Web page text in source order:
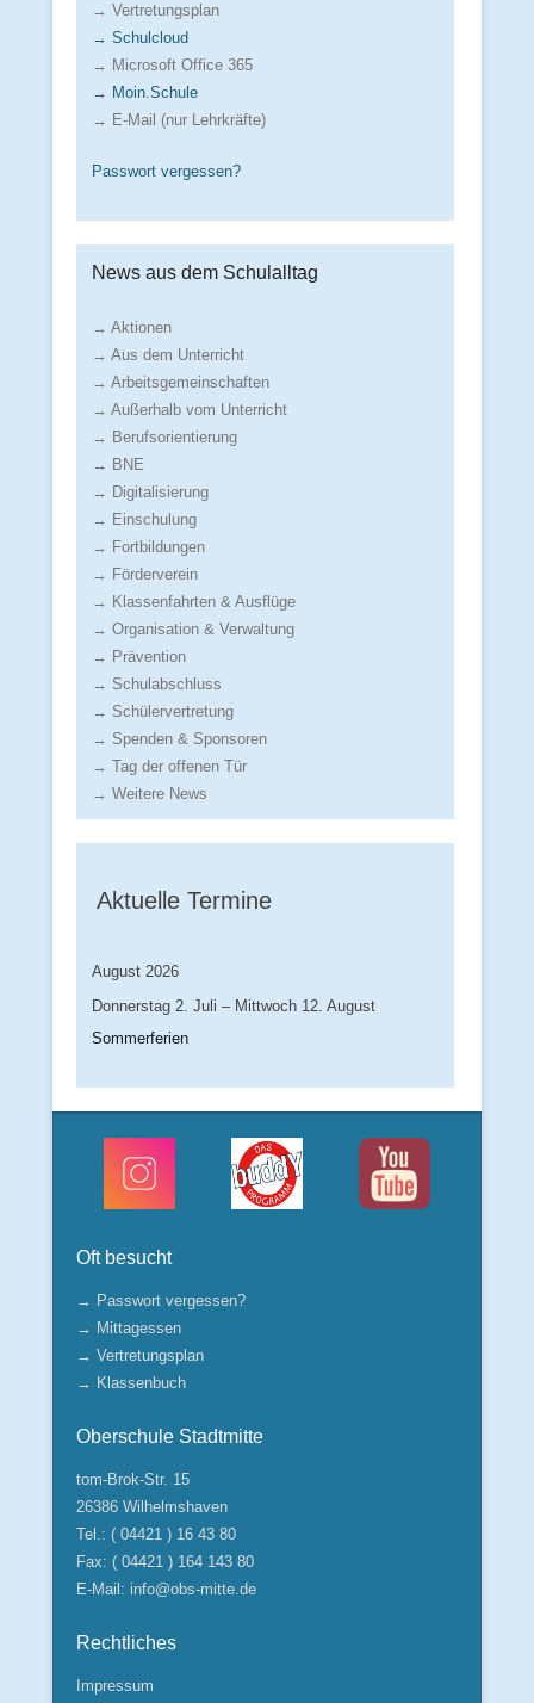
→ Vertretungsplan
→ Schulcloud
→ Microsoft Office 365
→ Moin.Schule
→ E-Mail (nur Lehrkräfte)
Passwort vergessen?
News aus dem Schulalltag
→ Aktionen
→ Aus dem Unterricht
→ Arbeitsgemeinschaften
→ Außerhalb vom Unterricht
→ Berufsorientierung
→ BNE
→ Digitalisierung
→ Einschulung
→ Fortbildungen
→ Förderverein
→ Klassenfahrten & Ausflüge
→ Organisation & Verwaltung
→ Prävention
→ Schulabschluss
→ Schülervertretung
→ Spenden & Sponsoren
→ Tag der offenen Tür
→ Weitere News
Aktuelle Termine
August 2026
Donnerstag 2. Juli – Mittwoch 12. August
Sommerferien
Oft besucht
→ Passwort vergessen?
→ Mittagessen
→ Vertretungsplan
→ Klassenbuch
Oberschule Stadtmitte
tom-Brok-Str. 15
26386 Wilhelmshaven
Tel.: ( 04421 ) 16 43 80
Fax: ( 04421 ) 164 143 80
E-Mail: info@obs-mitte.de
Rechtliches
Impressum